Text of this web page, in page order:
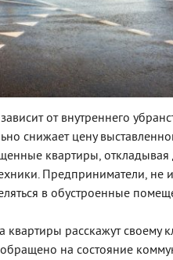
от внутреннего
снижает цену
квартиры, откладывая
Предприниматели,
в обустроенные
расскажут своему
на состояние